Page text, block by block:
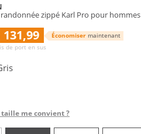
zippé Karl Pro pour hommes
131,99 Économiser maintenant
de port en sus
me convient ?